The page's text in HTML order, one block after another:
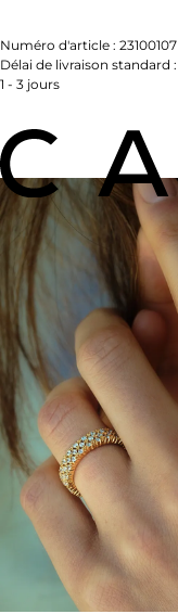
Numéro d'article : 23100107
Délai de livraison standard :
1 - 3 jours